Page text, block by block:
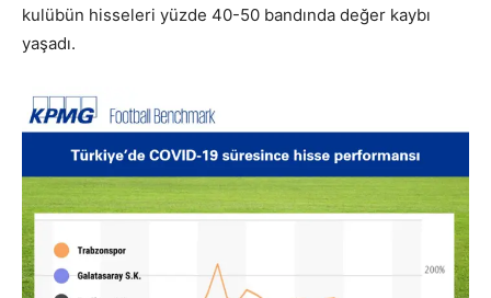
kulübün hisseleri yüzde 40-50 bandında değer kaybı
yaşadı.